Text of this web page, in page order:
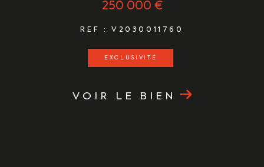
250 000 €
REF : V2030011760
EXCLUSIVITÉ
VOIR LE BIEN